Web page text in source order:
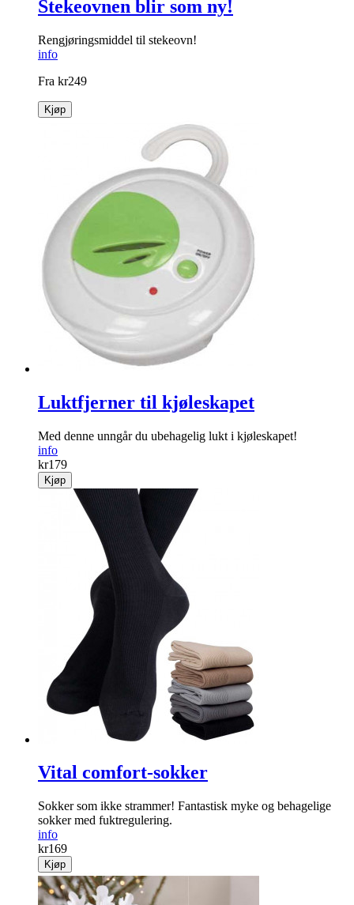
Stekeovnen blir som ny!
Rengjøringsmiddel til stekeovn!
info
Fra kr249
Kjøp
Luktfjerner til kjøleskapet
Med denne unngår du ubehagelig lukt i kjøleskapet!
info
kr179
Kjøp
Vital comfort-sokker
Sokker som ikke strammer! Fantastisk myke og behagelige
sokker med fuktregulering.
info
kr169
Kjøp